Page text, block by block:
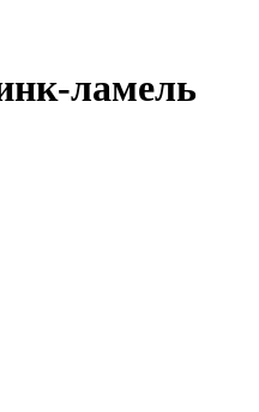
ламель